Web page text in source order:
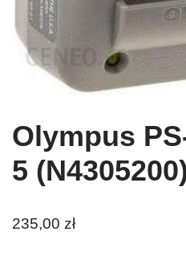
Olympus
5
235,00 zł